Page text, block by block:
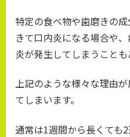
特定の食べ物や歯磨きの
きて口内炎になる場合や
炎が発生してしまうことも
上記のような様々な理由
てしまいます。
通常は1週間から長くても